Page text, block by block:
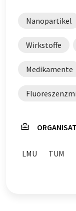
Nanopartikel
Wirkstoffe
Medikamente
LMU TUM